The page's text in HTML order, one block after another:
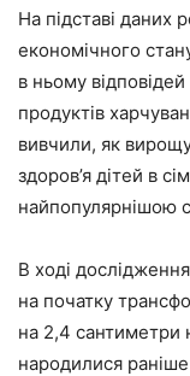
На підставі даних
економічного
в ньому
продуктів
вивчили, як
здоров’я дітей в
найпопулярнішою
В ході
на початку
на 2,4 сантиметри
народилися